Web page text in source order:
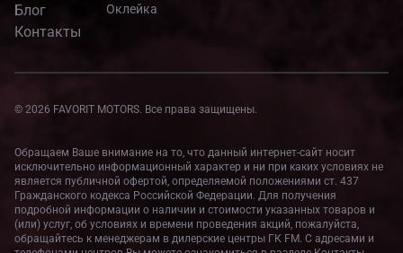
Блог
Контакты
Оклейка
© 2026 FAVORIT MOTORS. Все права защищены.
Обращаем Ваше внимание на то, что данный интернет-сайт носит
исключительно информационный характер и ни при каких условиях не
является публичной офертой, определяемой положениями ст. 437
Гражданского кодекса Российской Федерации. Для получения
подробной информации о наличии и стоимости указанных товаров и
(или) услуг, об условиях и времени проведения акций, пожалуйста,
обращайтесь к менеджерам в дилерские центры ГК FM. С адресами и